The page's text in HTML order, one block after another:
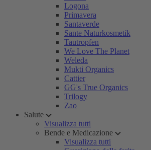
Logona
Primavera
Santaverde
Sante Naturkosmetik
Tautropfen
We Love The Planet
Weleda
Mukti Organics
Cattier
GG's True Organics
Trilogy
Zao
Salute
Visualizza tutti
Bende e Medicazione
Visualizza tutti